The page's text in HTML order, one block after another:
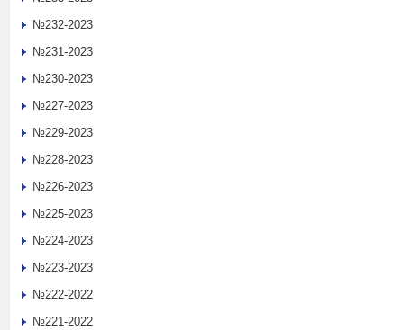
№232-2023
№231-2023
№230-2023
№227-2023
№229-2023
№228-2023
№226-2023
№225-2023
№224-2023
№223-2023
№222-2022
№221-2022